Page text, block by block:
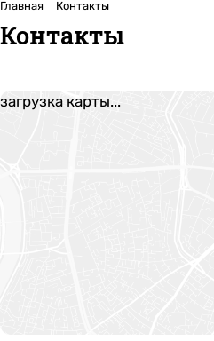
Главная Контакты
Контакты
загрузка карты...